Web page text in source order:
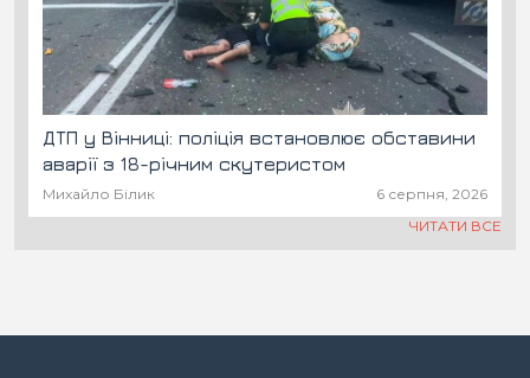
ДТП у Вінниці: поліція встановлює обставини
аварії з 18-річним скутеристом
Михайло Білик
6 серпня, 2026
ЧИТАТИ ВСЕ